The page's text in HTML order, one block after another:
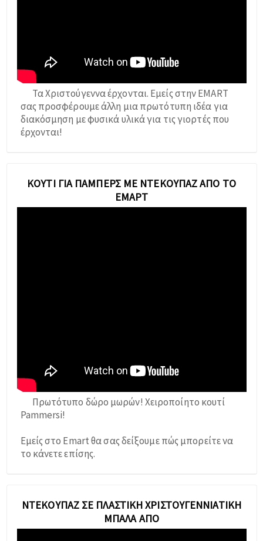
Τα Χριστούγεννα έρχονται. Εμείς στην EMART
σας προσφέρουμε άλλη μια πρωτότυπη ιδέα για
διακόσμηση με φυσικά υλικά για τις γιορτές που
έρχονται!
ΚΟΥΤΊ ΓΙΑ ΠΆΜΠΕΡΣ ΜΕ ΝΤΕΚΟΥΠΆΖ ΑΠΌ ΤΟ
ΕΜΑΡΤ
Πρωτότυπο δώρο μωρών! Χειροποίητο κουτί
Pammersi!
Εμείς στο Emart θα σας δείξουμε πώς μπορείτε να
το κάνετε επίσης.
ΝΤΕΚΟΥΠΆΖ ΣΕ ΠΛΑΣΤΙΚΉ ΧΡΙΣΤΟΥΓΕΝΝΙΆΤΙΚΗ
ΜΠΆΛΑ ΑΠΌ